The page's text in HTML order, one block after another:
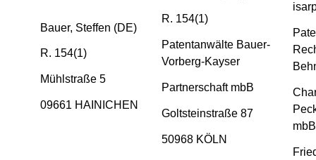
Bauer, Steffen (DE)
R. 154(1)
Mühlstraße 5
09661 HAINICHEN
R. 154(1)
Patentanwälte Bauer-
Vorberg-Kayser
Partnerschaft mbB
Goltsteinstraße 87
50968 KÖLN
mbB